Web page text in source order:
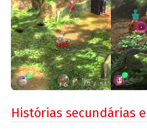
Histórias secundárias